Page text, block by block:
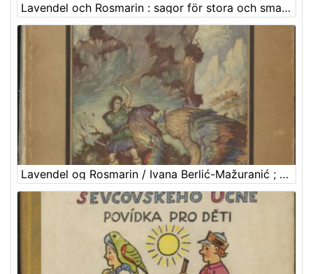
Lavendel och Rosmarin : sagor för stora och smaa / Ivana Berlić
Lavendel og Rosmarin / Ivana Berlić-Mažuranić ; [autoriseret oversoettelse ved Thorkil Barfod] ; illustrationer af Vladimir Kirin